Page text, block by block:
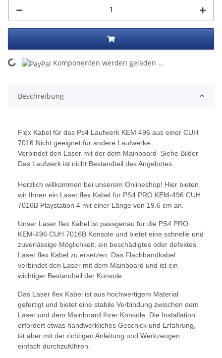
Komponenten werden geladen ...
Beschreibung
Flex Kabel für das Ps4 Laufwerk KEM 496 aus einer CUH
7016 Nicht geeignet für andere Laufwerke.
Verbindet den Laser mit der dem Mainboard Siehe Bilder
Das Laufwerk ist nicht Bestandteil des Angebotes.
Herzlich willkommen bei unserem Onlineshop! Hier bieten
wir Ihnen ein Laser flex Kabel für PS4 PRO KEM-496 CUH
7016B Playstation 4 mit einer Länge von 19.6 cm an.
Unser Laser flex Kabel ist passgenau für die PS4 PRO
KEM-496 CUH 7016B Konsole und bietet eine schnelle und
zuverlässige Möglichkeit, ein beschädigtes oder defektes
Laser flex Kabel zu ersetzen. Das Flachbandkabel
verbindet den Laser mit dem Mainboard und ist ein
wichtiger Bestandteil der Konsole.
Das Laser flex Kabel ist aus hochwertigem Material
gefertigt und bietet eine stabile Verbindung zwischen dem
Laser und dem Mainboard Ihrer Konsole. Die Installation
erfordert etwas handwerkliches Geschick und Erfahrung,
ist aber mit der richtigen Anleitung und Werkzeugen
einfach durchzuführen.